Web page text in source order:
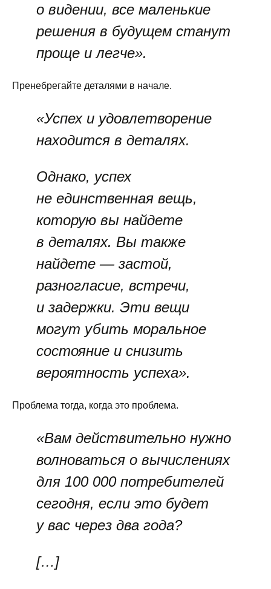
о видении, все маленькие
решения в будущем станут
проще и легче».
Пренебрегайте деталями в начале.
«Успех и удовлетворение
находится в деталях.
Однако, успех
не единственная вещь,
которую вы найдете
в деталях. Вы также
найдете — застой,
разногласие, встречи,
и задержки. Эти вещи
могут убить моральное
состояние и снизить
вероятность успеха».
Проблема тогда, когда это проблема.
«Вам действительно нужно
волноваться о вычислениях
для 100 000 потребителей
сегодня, если это будет
у вас через два года?
[…]